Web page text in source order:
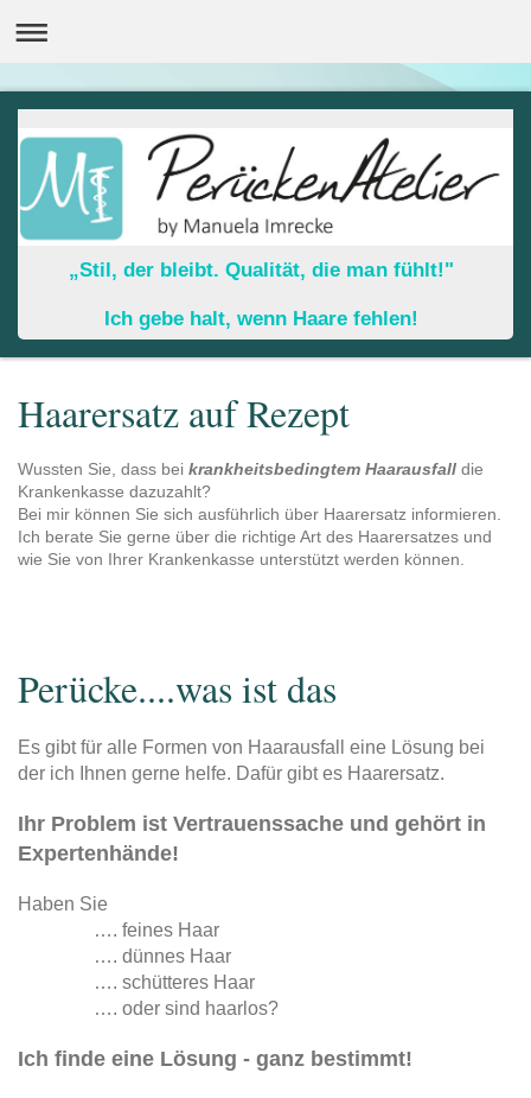
„Stil, der bleibt. Qualität, die man fühlt!"
Ich gebe halt, wenn Haare fehlen!
Haarersatz auf Rezept
Wussten Sie, dass bei krankheitsbedingtem Haarausfall die
Krankenkasse dazuzahlt?
Bei mir können Sie sich ausführlich über Haarersatz informieren.
Ich berate Sie gerne über die richtige Art des Haarersatzes und
wie Sie von Ihrer Krankenkasse unterstützt werden können.
Perücke....was ist das
Es gibt für alle Formen von Haarausfall eine Lösung bei
der ich Ihnen gerne helfe. Dafür gibt es Haarersatz.
Ihr Problem ist Vertrauenssache und gehört in
Expertenhände!
Haben Sie
…. feines Haar
…. dünnes Haar
…. schütteres Haar
…. oder sind haarlos?
Ich finde eine Lösung - ganz bestimmt!